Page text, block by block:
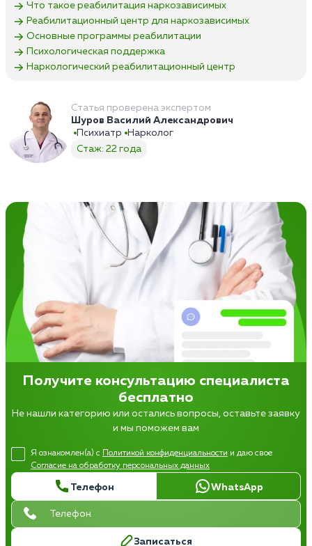
Что такое реабилитация наркозависимых
Реабилитационный центр для наркозависимых
Основные программы реабилитации
Психологическая поддержка
Наркологический реабилитационный центр
Статья проверена экспертом
Шуров Василий Александрович
Психиатр
Нарколог
Стаж: 22 года
Получите консультацию специалиста
бесплатно
Не нашли категорию или остались вопросы, оставьте заявку
и мы поможем вам
Телефон WhatsApp
Я ознакомлен(а) с Политикой конфиденциальности и даю свое
Согласие на обработку персональных данных
Записаться